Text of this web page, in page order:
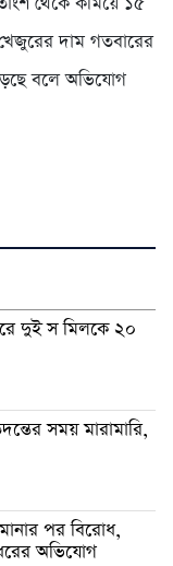
দাম গতবারের
বলে অভিযোগ
দুই স মিলকে ২০
সময় মারামারি,
পর বিরোধ,
অভিযোগ